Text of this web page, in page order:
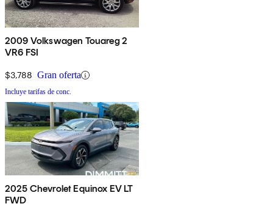
2009 Volkswagen Touareg 2
VR6 FSI
$3,788 Gran oferta
Incluye tarifas de conc.
2025 Chevrolet Equinox EV LT
FWD